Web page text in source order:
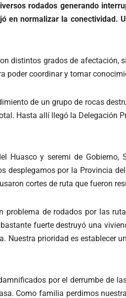
rodados generando
normalizar la conectividad.
distintos grados de afectación,
poder coordinar y tomar
de un grupo de rocas
Hasta allí llegó la Delegación
Huasco y seremi de
desplegamos por la Provincia
cortes de ruta que fueron
de rodados por las
fuerte destruyó una
prioridad es establecer
por el derrumbe de
Como familia perdimos